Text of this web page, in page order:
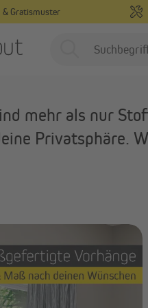
Gratismuster
Montageservice
mehr als nur
Privatsphäre.